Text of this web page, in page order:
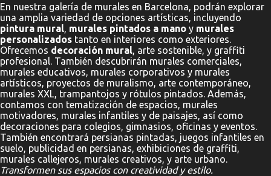
En nuestra galería de murales en Barcelona, podrán explorar
una amplia variedad de opciones artísticas, incluyendo
pintura mural, murales pintados a mano y murales
personalizados tanto en interiores como exteriores.
Ofrecemos decoración mural, arte sostenible, y graffiti
profesional. También descubrirán murales comerciales,
murales educativos, murales corporativos y murales
artísticos, proyectos de muralismo, arte contemporáneo,
murales XXL, trampantojos y rótulos pintados. Además,
contamos con tematización de espacios, murales
motivadores, murales infantiles y de paisajes, así como
decoraciones para colegios, gimnasios, oficinas y eventos.
También encontrará persianas pintadas, juegos infantiles en
suelo, publicidad en persianas, exhibiciones de graffiti,
murales callejeros, murales creativos, y arte urbano.
Transformen sus espacios con creatividad y estilo.